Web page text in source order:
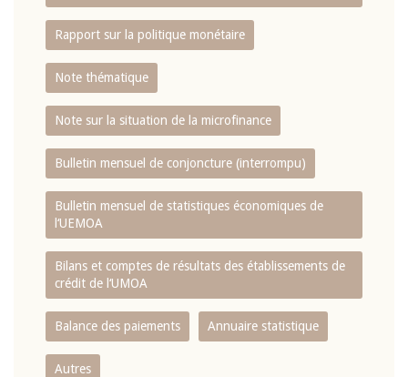
Rapport sur la politique monétaire
Note thématique
Note sur la situation de la microfinance
Bulletin mensuel de conjoncture (interrompu)
Bulletin mensuel de statistiques économiques de
l‘UEMOA
Bilans et comptes de résultats des établissements de
crédit de l‘UMOA
Balance des paiements Annuaire statistique
Autres